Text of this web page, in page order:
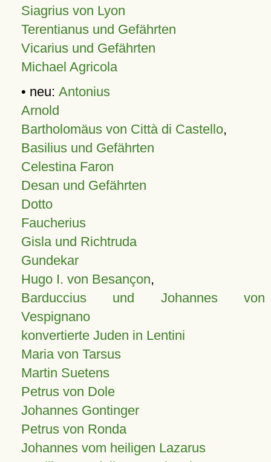
Siagrius von Lyon
Terentianus und Gefährten
Vicarius und Gefährten
Michael Agricola
• neu: Antonius
Arnold
Bartholomäus von Città di Castello,
Basilius und Gefährten
Celestina Faron
Desan und Gefährten
Dotto
Faucherius
Gisla und Richtruda
Gundekar
Hugo I. von Besançon,
Barduccius und Johannes von
Vespignano
konvertierte Juden in Lentini
Maria von Tarsus
Martin Suetens
Petrus von Dole
Johannes Gontinger
Petrus von Ronda
Johannes vom heiligen Lazarus